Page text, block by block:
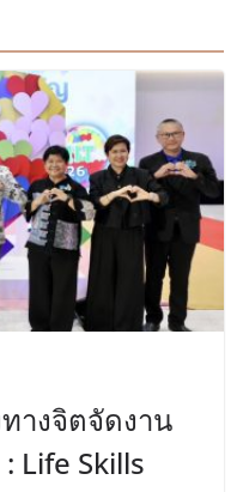
างจิตจัดงาน
Life Skills